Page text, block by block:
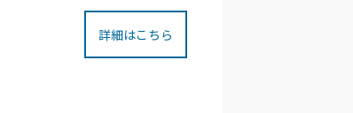
詳細はこちら